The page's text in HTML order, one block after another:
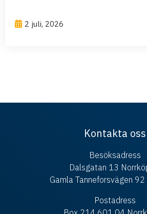
2 juli, 2026
Kontakta oss
Besöksadress
Dalsgatan 13
Gamla Tanneforsvägen 92
Postadress